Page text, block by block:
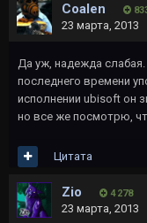
Coalen
23 марта, 2013
Да уж, надежда
последнего времени
исполнении ubisoft он
но все же посмотрю,
Цитата
Zio 4 278
23 марта, 2013